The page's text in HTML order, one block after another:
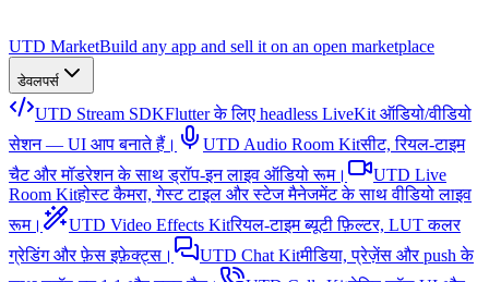
UTD MarketBuild any app and sell it on an open marketplace
डेवलपर्स
UTD Stream SDKFlutter के लिए headless LiveKit ऑडियो/वीडियो
सेशन — UI आप बनाते हैं।
UTD Audio Room Kitसीट, रियल-टाइम
चैट और मॉडरेशन के साथ ड्रॉप-इन लाइव ऑडियो रूम।
UTD Live
Room Kitहोस्ट कैमरा, गेस्ट टाइल और स्टेज मैनेजमेंट के साथ वीडियो लाइव
रूम।
UTD Video Effects Kitरियल-टाइम ब्यूटी फ़िल्टर, LUT कलर
ग्रेडिंग और फ़ेस इफ़ेक्ट्स।
UTD Chat Kitमीडिया, प्रेज़ेंस और push के